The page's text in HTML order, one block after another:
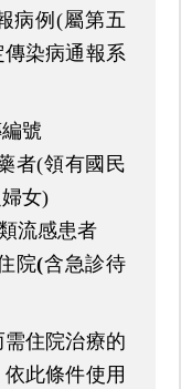
病例(屬第五
染病通報系
號
者(領有國民
女)
流感患者
院(含急診待
住院治療的
此條件使用